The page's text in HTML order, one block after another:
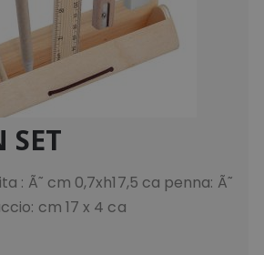
SET
: Ã˜ cm 0,7xh17,5 ca penna: Ã˜
cm 17 x 4 ca